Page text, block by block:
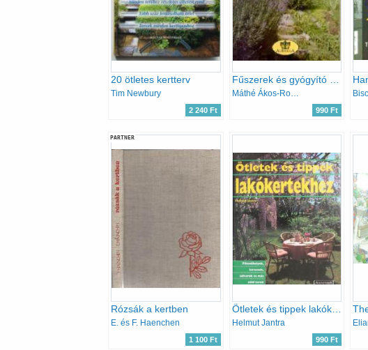
20 ötletes kertterv
Tim Newbury
2 240 Ft
Máthé Ákos-Romváry Vilmos
990 Ft
PARTNER
Rózsák a kertben
E. és F. Haenchen
1 100 Ft
Ötletek és tippek lakókertekhez //Pihenőhelyek, teraszok, udvarok és más zöld terek//
Helmut Jantra
990 Ft